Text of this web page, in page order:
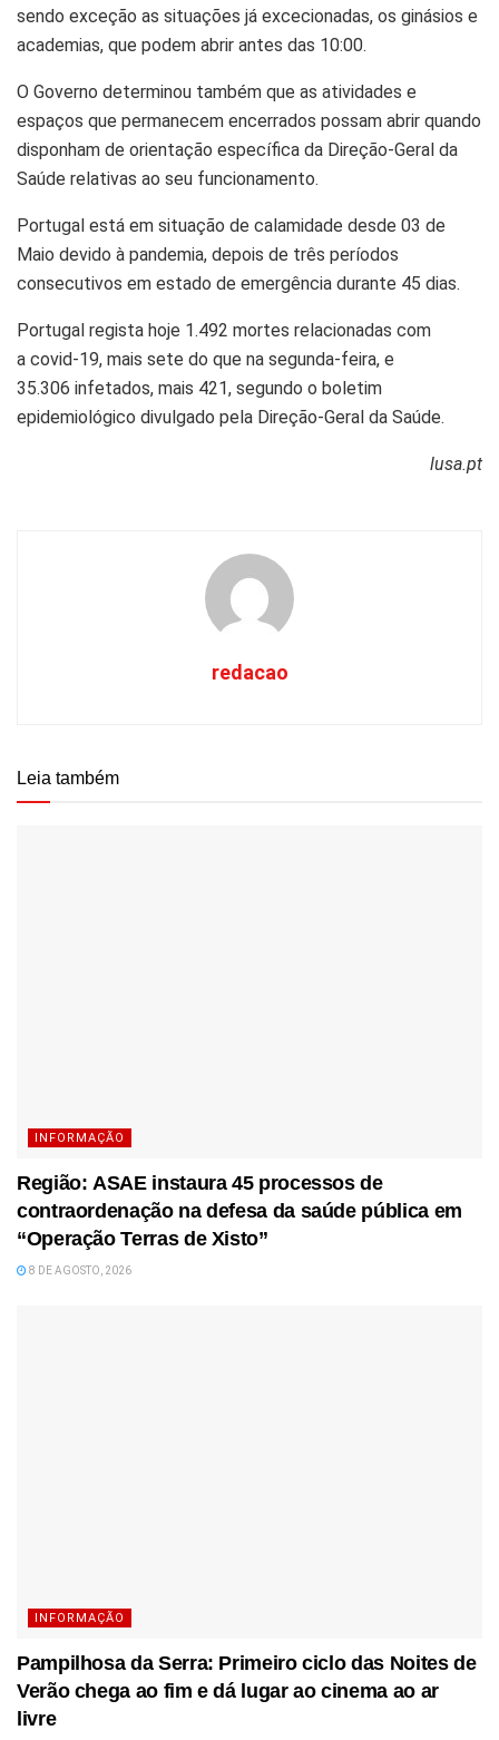
sendo exceção as situações já excecionadas, os ginásios e
academias, que podem abrir antes das 10:00.
O Governo determinou também que as atividades e
espaços que permanecem encerrados possam abrir quando
disponham de orientação específica da Direção-Geral da
Saúde relativas ao seu funcionamento.
Portugal está em situação de calamidade desde 03 de
Maio devido à pandemia, depois de três períodos
consecutivos em estado de emergência durante 45 dias.
Portugal regista hoje 1.492 mortes relacionadas com
a covid-19, mais sete do que na segunda-feira, e
35.306 infetados, mais 421, segundo o boletim
epidemiológico divulgado pela Direção-Geral da Saúde.
lusa.pt
redacao
Leia também
INFORMAÇÃO
Região: ASAE instaura 45 processos de
contraordenação na defesa da saúde pública em
“Operação Terras de Xisto”
8 DE AGOSTO, 2026
INFORMAÇÃO
Pampilhosa da Serra: Primeiro ciclo das Noites de
Verão chega ao fim e dá lugar ao cinema ao ar
livre